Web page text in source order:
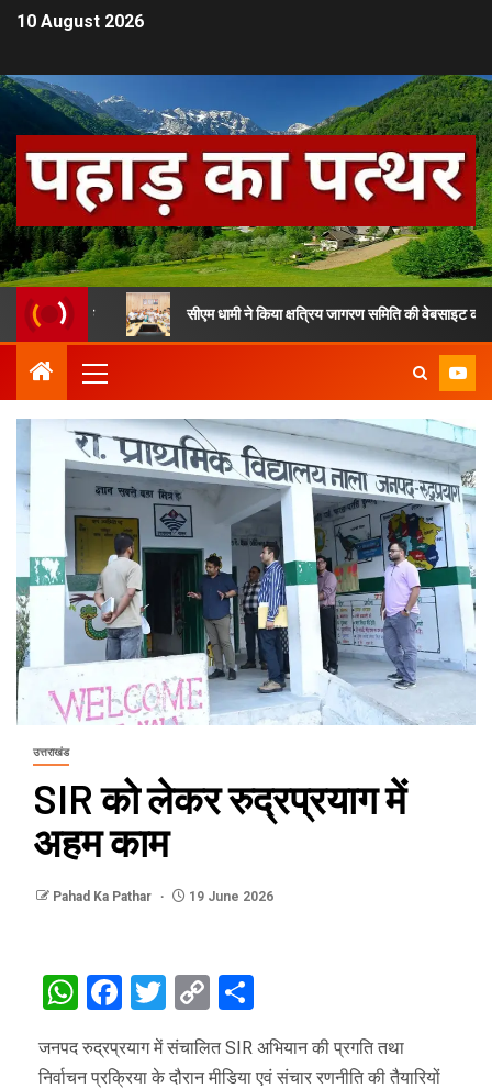
10 August 2026
सीएम धामी ने किया क्षत्रिय जागरण समिति की वेबसाइट का विमोचन
उत्तराखंड
SIR को लेकर रुद्रप्रयाग में
अहम काम
Pahad Ka Pathar 19 June 2026
WhatsApp
Facebook
Twitter
Copy
जनपद रुद्रप्रयाग में संचालित SIR अभियान की प्रगति तथा
निर्वाचन प्रक्रिया के दौरान मीडिया एवं संचार रणनीति की तैयारियों